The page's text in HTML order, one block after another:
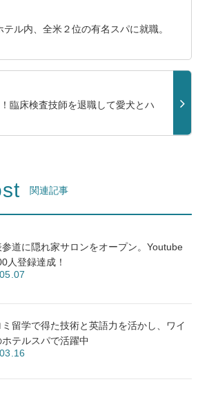
ル内、全米２位の有名スパに就職。
臨床検査技師を退職して愛犬とハ
関連記事
道に隠れ家サロンをオープン。Youtube
人登録達成！
ミ留学で得た技術と英語力を活かし、ワイ
ホテルスパで活躍中